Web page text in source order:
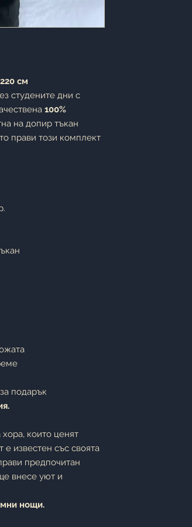
см
студените дни с
100%
на допир тъкан
прави този комплект
подарък
които ценят
известен със своята
предпочитан
внесе уют и
нощи.